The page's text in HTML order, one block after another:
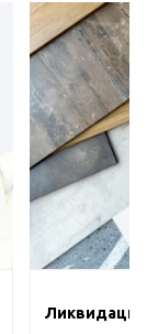
Ликвидация